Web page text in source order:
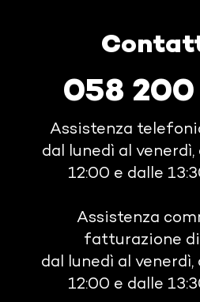
058
Assistenza
dal lunedì al
12:00 e dalle
Assistenza
fatturazione
dal lunedì al
12:00 e dalle